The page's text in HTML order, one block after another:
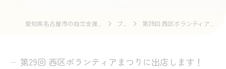
ブログ 第29回 西区ボランティアまつりに出店します！
第29回 西区ボランティアまつりに出店します！